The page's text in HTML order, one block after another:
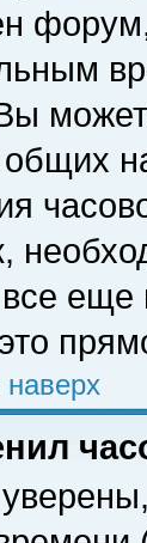
общих
еще
наверх